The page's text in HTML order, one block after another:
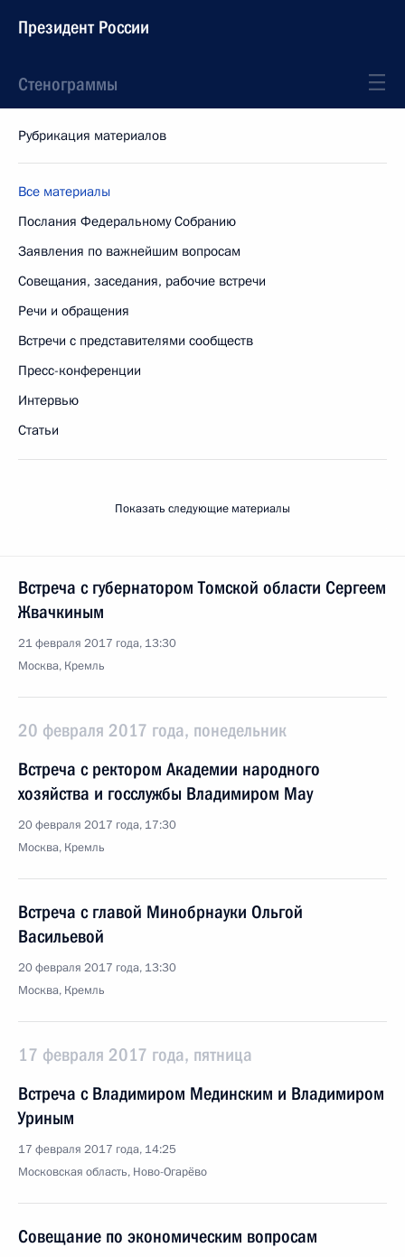
Президент России
Стенограммы
Рубрикация материалов
Все материалы
Послания Федеральному Собранию
Заявления по важнейшим вопросам
Совещания, заседания, рабочие встречи
Речи и обращения
Встречи с представителями сообществ
Пресс-конференции
Интервью
Статьи
Показать следующие материалы
Встреча с губернатором Томской области Сергеем
Жвачкиным
21 февраля 2017 года, 13:30
Москва, Кремль
20 февраля 2017 года, понедельник
Встреча с ректором Академии народного
хозяйства и госслужбы Владимиром Мау
20 февраля 2017 года, 17:30
Москва, Кремль
Встреча с главой Минобрнауки Ольгой
Васильевой
20 февраля 2017 года, 13:30
Москва, Кремль
17 февраля 2017 года, пятница
Встреча с Владимиром Мединским и Владимиром
Уриным
17 февраля 2017 года, 14:25
Московская область, Ново-Огарёво
Совещание по экономическим вопросам